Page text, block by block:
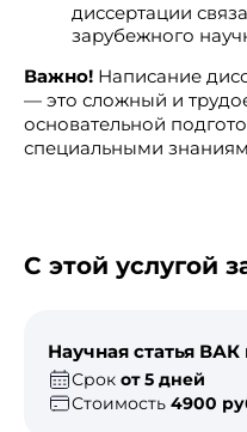
диссертации
зарубежного
Важно! Написание
— это сложный и
основательной
специальными
С этой услугой
Научная статья ВАК
Срок от 5 дней
Стоимость 4900